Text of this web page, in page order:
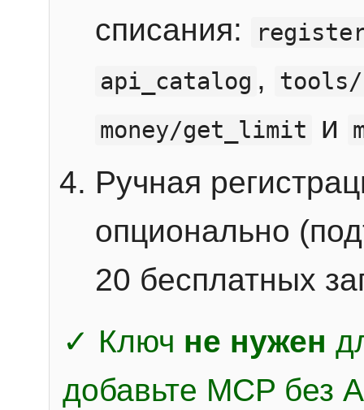
списания:
api_catalog ,
money/get_limit
и
Ручная
опционально
20 бесплатных
✓ Ключ не нужен
добавьте MCP без